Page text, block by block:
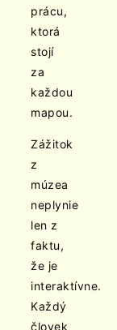
prácu,
ktorá
stojí
za
každou
mapou.
Zážitok
z
múzea
neplynie
len z
faktu,
že je
interaktívne.
Každý
človek